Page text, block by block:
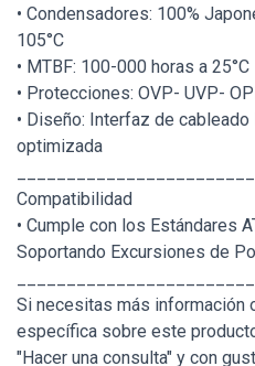
• Condensadores: 100%
105°C
• MTBF: 100-000 horas a 25°C
• Protecciones: OVP- UVP-
• Diseño: Interfaz de
optimizada
Compatibilidad
• Cumple con los Estándares
Soportando Excursiones de
Si necesitas más información
específica sobre este
"Hacer una consulta" y con